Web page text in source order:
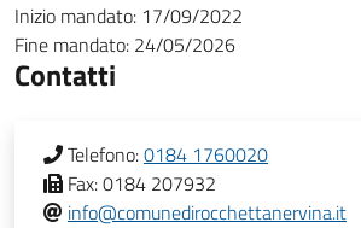
Inizio mandato: 17/09/2022
Fine mandato: 24/05/2026
Contatti
Telefono:0184 1760020
Fax:0184 207932
info@comunedirocchettanervina.it